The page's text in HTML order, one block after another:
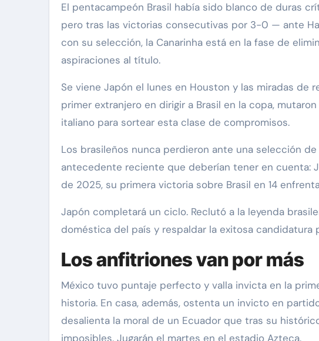
El pentacampeón Brasil había sido blanco de duras
pero tras las victorias consecutivas por 3-0 — ante
con su selección, la Canarinha está en la fase de
aspiraciones al título.
Se viene Japón el lunes en Houston y las miradas
primer extranjero en dirigir a Brasil en la copa,
italiano para sortear esta clase de compromisos.
Los brasileños nunca perdieron ante una selección
antecedente reciente que deberían tener en cuenta:
de 2025, su primera victoria sobre Brasil en 14
Japón completará un ciclo. Reclutó a la leyenda
doméstica del país y respaldar la exitosa candidatura
Los anfitriones van por más
México tuvo puntaje perfecto y valla invicta en la
historia. En casa, además, ostenta un invicto en
desalienta la moral de un Ecuador que tras su
imposibles. Jugarán el martes en el estadio Azteca.